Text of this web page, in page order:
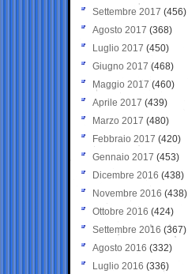
Settembre 2017 (456)
Agosto 2017 (368)
Luglio 2017 (450)
Giugno 2017 (468)
Maggio 2017 (460)
Aprile 2017 (439)
Marzo 2017 (480)
Febbraio 2017 (420)
Gennaio 2017 (453)
Dicembre 2016 (438)
Novembre 2016 (438)
Ottobre 2016 (424)
Settembre 2016 (367)
Agosto 2016 (332)
Luglio 2016 (336)